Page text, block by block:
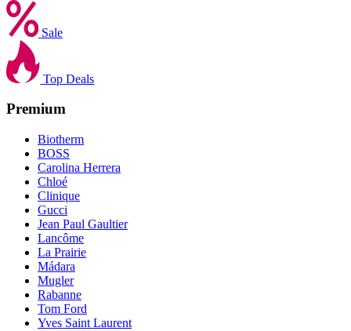
Sale
Top Deals
Premium
Biotherm
BOSS
Carolina Herrera
Chloé
Clinique
Gucci
Jean Paul Gaultier
Lancôme
La Prairie
Mádara
Mugler
Rabanne
Tom Ford
Yves Saint Laurent